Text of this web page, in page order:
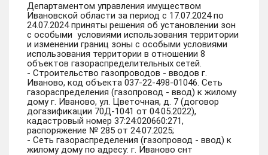
Департаментом управления имуществом
Ивановской области за период с 17.07.2024 по
24.07.2024 приняты решения об установлении зон
с особыми условиями использования территории
и изменении границ зоны с особыми условиями
использования территории в отношении 8
объектов газораспределительных сетей.
- Строительство газопроводов - вводов г.
Иваново, код объекта 037-22-498-01046. Сеть
газораспределения (газопровод - ввод) к жилому
дому г. Иваново, ул. Цветочная, д. 7 (договор
догазификации 70Д-1041 от 04.05.2022),
кадастровый номер 37:24:020660:271,
распоряжение № 285 от 24.07.2025;
- Сеть газораспределения (газопровод - ввод) к
жилому дому по адресу: г. Иваново снт